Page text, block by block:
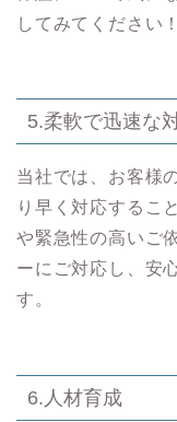
してみてください！
5.柔軟で迅速な
当社では、お客様
り早く対応するこ
や緊急性の高いご
ーにご対応し、安
す。
6.人材育成